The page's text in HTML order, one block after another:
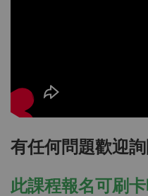
有任何問題歡迎詢
此課程報名可刷